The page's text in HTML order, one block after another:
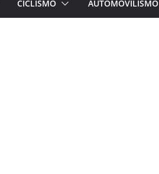
CICLISMO AUTOMOVILISMO